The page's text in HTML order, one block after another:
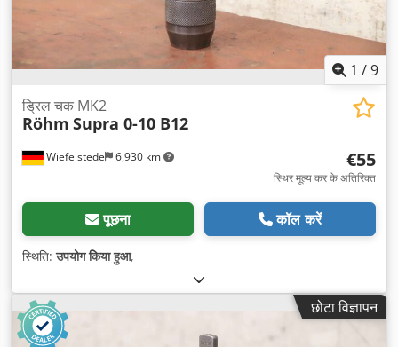
1 /9
Wiefelstede 6,930 km
ड्रिल चक MK2
Röhm Supra 0-10 B12
€55
स्थिर मूल्य कर के अतिरिक्त
पूछना कॉल करें
स्थिति:उपयोग किया हुआ,
छोटा विज्ञापन